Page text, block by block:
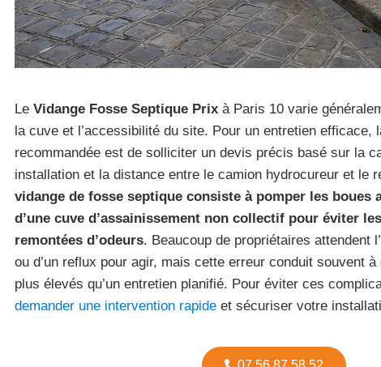
Le Vidange Fosse Septique Prix à Paris 10 varie
la cuve et l’accessibilité du site. Pour un entretien efficace,
recommandée est de solliciter un devis précis basé sur la
installation et la distance entre le camion hydrocureur et le
vidange de fosse septique consiste à pomper les boues
d’une cuve d’assainissement non collectif pour éviter
remontées d’odeurs. Beaucoup de propriétaires attendent
ou d’un reflux pour agir, mais cette erreur conduit souvent à
plus élevés qu’un entretien planifié. Pour éviter ces
demander une intervention rapide et sécuriser votre